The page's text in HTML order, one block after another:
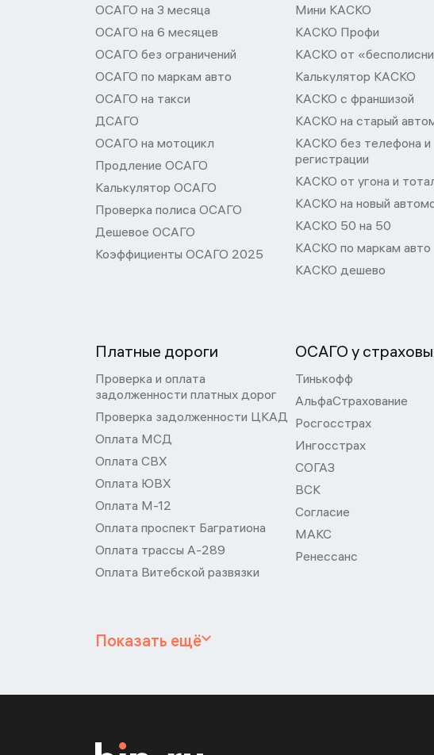
ОСАГО на 3 месяца
ОСАГО на 6 месяцев
ОСАГО без ограничений
ОСАГО по маркам авто
ОСАГО на такси
ДСАГО
ОСАГО на мотоцикл
Продление ОСАГО
Калькулятор ОСАГО
Проверка полиса ОСАГО
Дешевое ОСАГО
Коэффициенты ОСАГО 2025
Мини КАСКО
КАСКО Профи
КАСКО от
Калькулятор КАСКО
КАСКО с франшизой
КАСКО на старый
КАСКО без телефона и
регистрации
КАСКО от угона и
КАСКО на новый
КАСКО 50 на 50
КАСКО по маркам авто
КАСКО дешево
Платные дороги
Проверка и оплата
задолженности платных дорог
Проверка задолженности ЦКАД
Оплата МСД
Оплата СВХ
Оплата ЮВХ
Оплата М-12
Оплата проспект Багратиона
Оплата трассы А-289
Оплата Витебской развязки
ОСАГО у
Тинькофф
АльфаСтрахование
Росгосстрах
Ингосстрах
СОГАЗ
ВСК
Согласие
МАКС
Ренессанс
Показать ещё